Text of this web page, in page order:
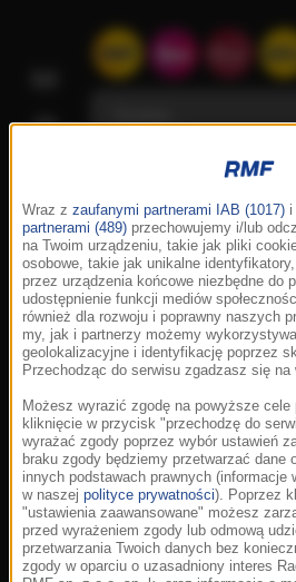
Wraz z zaufanymi partnerami IAB (1017) i
partnerami (489) przechowujemy i/lub
na Twoim urządzeniu, takie jak pliki
osobowe, takie jak unikalne
przez urządzenia końcowe niezbędne do
udostępnienie funkcji mediów
również dla rozwoju i poprawny naszych
my, jak i partnerzy możemy
geolokalizacyjne i identyfikację poprzez
Przechodząc do serwisu zgadzasz się na
Możesz wyrazić zgodę na powyższe cele
kliknięcie w przycisk "przechodzę do
wyrażać zgody poprzez wybór ustawień
braku zgody będziemy przetwarzać dane
innych podstawach prawnych (informacje
w naszej polityce prywatności). Poprzez
"ustawienia zaawansowane" możesz
przed wyrażeniem zgody lub odmową
przetwarzania Twoich danych bez
zgody w oparciu o uzasadniony interes